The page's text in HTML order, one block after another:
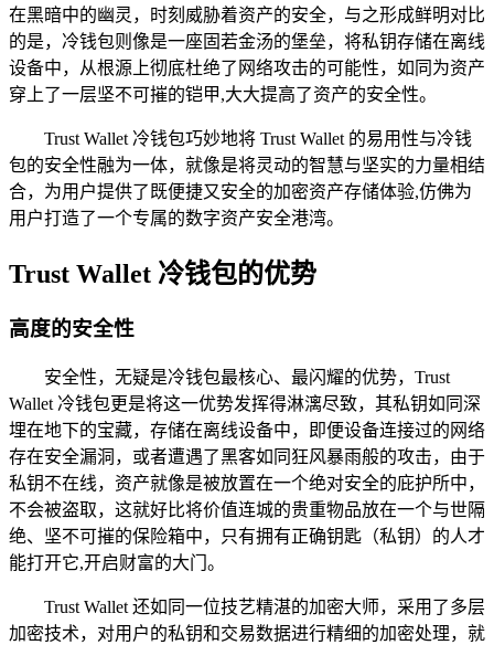
在黑暗中的幽灵，时刻威胁着资产的安全，与之形成鲜明对比
的是，冷钱包则像是一座固若金汤的堡垒，将私钥存储在离线
设备中，从根源上彻底杜绝了网络攻击的可能性，如同为资产
穿上了一层坚不可摧的铠甲,大大提高了资产的安全性。
Trust Wallet 冷钱包巧妙地将 Trust Wallet 的易用性与冷钱
包的安全性融为一体，就像是将灵动的智慧与坚实的力量相结
合，为用户提供了既便捷又安全的加密资产存储体验,仿佛为
用户打造了一个专属的数字资产安全港湾。
Trust Wallet 冷钱包的优势
高度的安全性
安全性，无疑是冷钱包最核心、最闪耀的优势，Trust
Wallet 冷钱包更是将这一优势发挥得淋漓尽致，其私钥如同深
埋在地下的宝藏，存储在离线设备中，即便设备连接过的网络
存在安全漏洞，或者遭遇了黑客如同狂风暴雨般的攻击，由于
私钥不在线，资产就像是被放置在一个绝对安全的庇护所中，
不会被盗取，这就好比将价值连城的贵重物品放在一个与世隔
绝、坚不可摧的保险箱中，只有拥有正确钥匙（私钥）的人才
能打开它,开启财富的大门。
Trust Wallet 还如同一位技艺精湛的加密大师，采用了多层
加密技术，对用户的私钥和交易数据进行精细的加密处理，就